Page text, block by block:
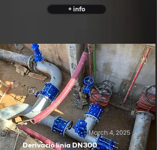
+ info
March 4, 2025
Derivació linía DN300